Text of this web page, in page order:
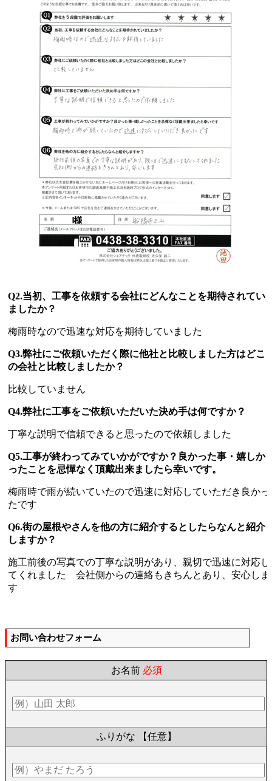
Q2.当初、工事を依頼する会社にどんなことを期待されてい
ましたか？
梅雨時なので迅速な対応を期待していました
Q3.弊社にご依頼いただく際に他社と比較しました方はどこ
の会社と比較しましたか？
比較していません
Q4.弊社に工事をご依頼いただいた決め手は何ですか？
丁寧な説明で信頼できると思ったので依頼しました
Q5.工事が終わってみていかがですか？良かった事・嬉しか
ったことを忌憚なく頂戴出来ましたら幸いです。
梅雨時で雨が続いていたので迅速に対応していただき良かっ
たです
Q6.街の屋根やさんを他の方に紹介するとしたらなんと紹介
しますか？
施工前後の写真での丁寧な説明があり、親切で迅速に対応し
てくれました 会社側からの連絡もきちんとあり、安心しま
す
お問い合わせフォーム
お名前 必須
ふりがな 【任意】